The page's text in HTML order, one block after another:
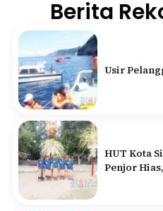
Berita
Usir
HUT Kota
Penjor